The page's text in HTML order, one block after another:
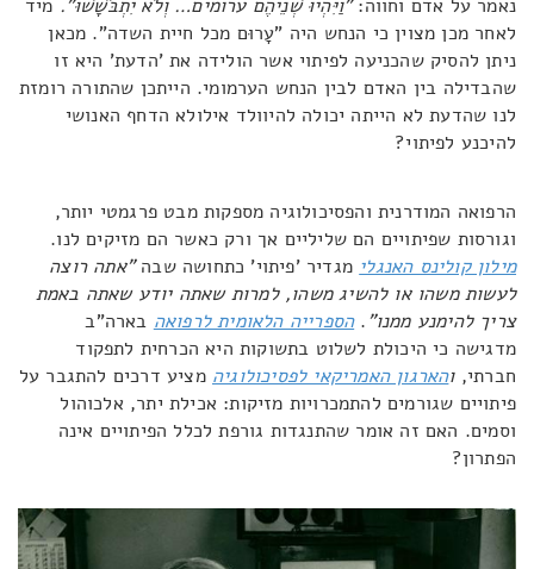
נאמר על אדם וחווה:"וַיִּהְיוּ שְׁנֵיהֶם ערומים… וְלֹא יִתְבֹּשָׁשׁוּ". מיד
לאחר מכן מצוין כי הנחש היה "עָרוּם מכל חיית השדה". מכאן
ניתן להסיק שהכניעה לפיתוי אשר הולידה את 'הדעת' היא זו
שהבדילה בין האדם לבין הנחש הערמומי. הייתכן שהתורה רומזת
לנו שהדעת לא הייתה יכולה להיוולד אילולא הדחף האנושי
להיכנע לפיתוי?
הרפואה המודרנית והפסיכולוגיה מספקות מבט פרגמטי יותר,
וגורסות שפיתויים הם שליליים אך ורק כאשר הם מזיקים לנו.
מילון קולינס האנגלי מגדיר 'פיתוי' כתחושה שבה"אתה רוצה
לעשות משהו או להשיג משהו, למרות שאתה יודע שאתה באמת
צריך להימנע ממנו".הספרייה הלאומית לרפואה בארה"ב
מדגישה כי היכולת לשלוט בתשוקות היא הכרחית לתפקוד
חברתי,והארגון האמריקאי לפסיכולוגיה מציע דרכים להתגבר על
פיתויים שגורמים להתמכרויות מזיקות: אכילת יתר, אלכוהול
וסמים. האם זה אומר שהתנגדות גורפת לכלל הפיתויים אינה
הפתרון?